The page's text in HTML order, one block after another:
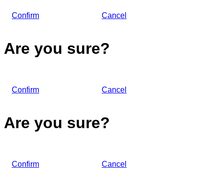
Confirm Cancel
Are you sure?
Confirm Cancel
Are you sure?
Confirm Cancel